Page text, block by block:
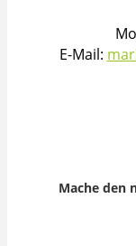
E-Mail:
Mache den